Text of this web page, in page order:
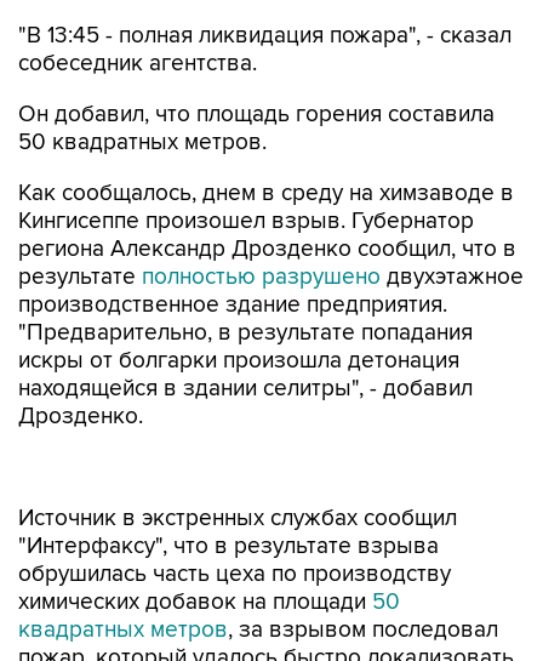
"В 13:45 - полная ликвидация пожара", - сказал
собеседник агентства.
Он добавил, что площадь горения составила
50 квадратных метров.
Как сообщалось, днем в среду на химзаводе в
Кингисеппе произошел взрыв. Губернатор
региона Александр Дрозденко сообщил, что в
результате полностью разрушено двухэтажное
производственное здание предприятия.
"Предварительно, в результате попадания
искры от болгарки произошла детонация
находящейся в здании селитры", - добавил
Дрозденко.
обрушилась часть цеха по производству
химических добавок на площади50
квадратных метров, за взрывом последовал
пожар, который удалось быстро локализовать.